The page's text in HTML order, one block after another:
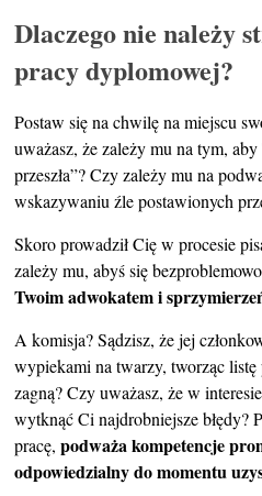
Dlaczego nie należy
pracy dyplomowej?
Postaw się na chwilę na miejscu
uważasz, że zależy mu na tym,
przeszła”? Czy zależy mu na
wskazywaniu źle postawionych
Skoro prowadził Cię w procesie
zależy mu, abyś się
Twoim adwokatem i
A komisja? Sądzisz, że jej
wypiekami na twarzy, tworząc
zagną? Czy uważasz, że w
wytknąć Ci najdrobniejsze błędy?
pracę,podważa kompetencje
odpowiedzialny do momentu